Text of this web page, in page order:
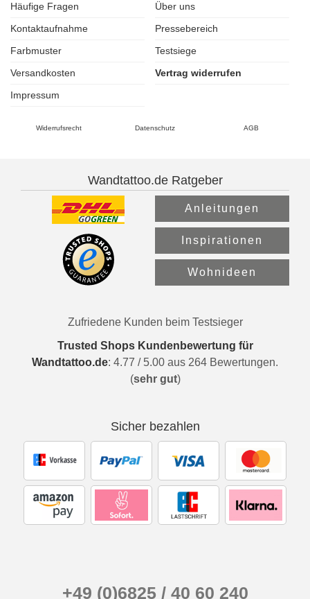
Häufige Fragen
Über uns
Kontaktaufnahme
Pressebereich
Farbmuster
Testsiege
Versandkosten
Vertrag widerrufen
Impressum
Widerrufsrecht Datenschutz AGB
Wandtattoo.de Ratgeber
Anleitungen
Inspirationen
Wohnideen
Zufriedene Kunden beim Testsieger
Trusted Shops Kundenbewertung für
Wandtattoo.de: 4.77 / 5.00 aus 264 Bewertungen.
(sehr gut)
Sicher bezahlen
+49 (0)6825 / 40 60 240